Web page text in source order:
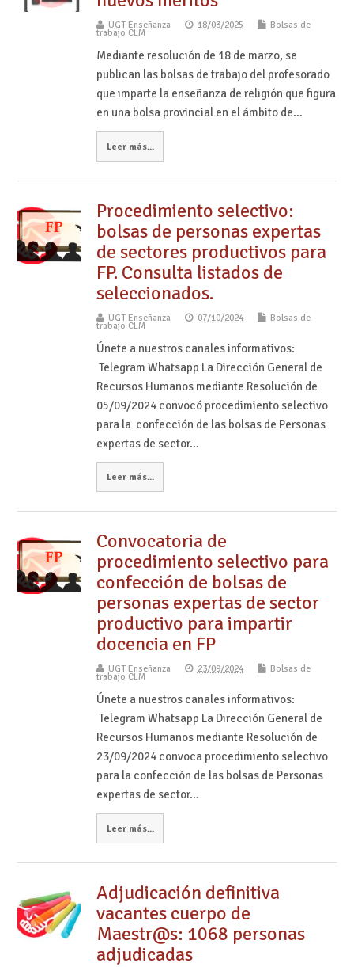
UGT Enseñanza 18/03/2025 Bolsas de
trabajo CLM
Mediante resolución de 18 de marzo, se
publican las bolsas de trabajo del profesorado
que imparte la enseñanza de religión que figura
en una bolsa provincial en el ámbito de…
Leer más...
Procedimiento selectivo:
bolsas de personas expertas
de sectores productivos para
FP. Consulta listados de
seleccionados.
UGT Enseñanza 07/10/2024 Bolsas de
trabajo CLM
Únete a nuestros canales informativos:
Telegram Whatsapp La Dirección General de
Recursos Humanos mediante Resolución de
05/09/2024 convocó procedimiento selectivo
para la confección de las bolsas de Personas
expertas de sector…
Leer más...
Convocatoria de
procedimiento selectivo para
confección de bolsas de
personas expertas de sector
productivo para impartir
docencia en FP
UGT Enseñanza 23/09/2024 Bolsas de
trabajo CLM
Únete a nuestros canales informativos:
Telegram Whatsapp La Dirección General de
Recursos Humanos mediante Resolución de
23/09/2024 convoca procedimiento selectivo
para la confección de las bolsas de Personas
expertas de sector…
Leer más...
Adjudicación definitiva
vacantes cuerpo de
Maestr@s: 1068 personas
adjudicadas